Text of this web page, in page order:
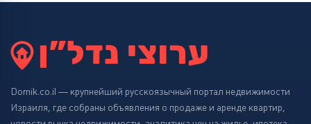
Domik.co.il — крупнейший русскоязычный портал недвижимости
Израиля, где собраны объявления о продаже и аренде квартир,